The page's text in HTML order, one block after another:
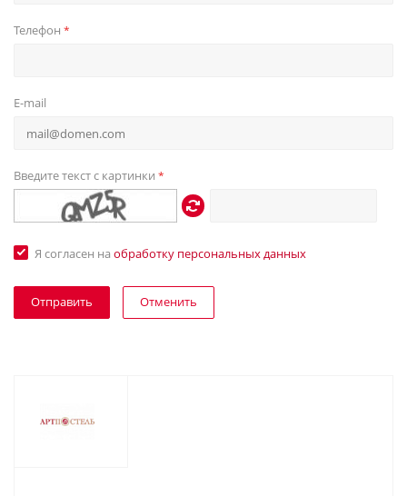
Телефон *
E-mail
Введите текст с картинки *
Я согласен на обработку персональных данных
Отменить